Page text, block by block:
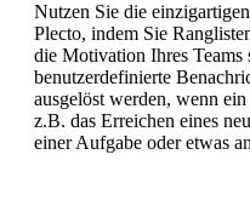
Nutzen Sie die
Plecto, indem Sie
die Motivation Ihres Teams
benutzerdefinierte
ausgelöst werden, wenn
z.B. das Erreichen eines
einer Aufgabe oder etwas